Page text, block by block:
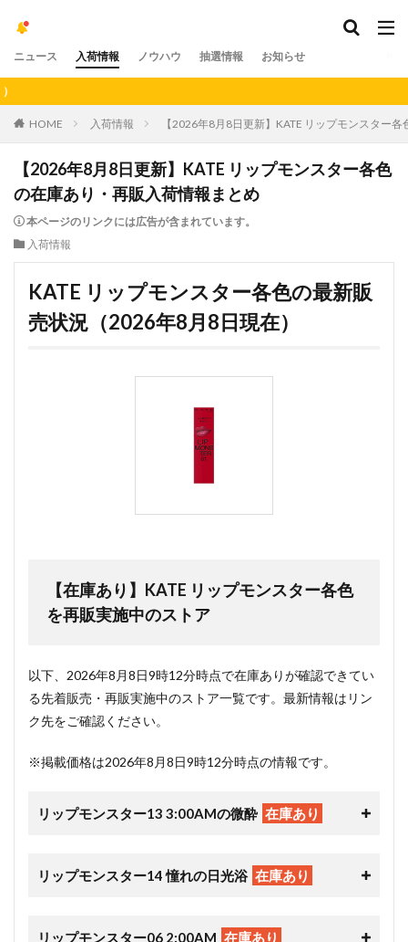
ニュース 入荷情報 ノウハウ 抽選情報 お知らせ
HOME 入荷情報 【2026年8月8日更新】KATE リップモンスター
【2026年8月8日更新】KATE リップモンスター各色
の在庫あり・再販入荷情報まとめ
本ページのリンクには広告が含まれています。
入荷情報
KATE リップモンスター各色の最新販
売状況（2026年8月8日現在）
【在庫あり】KATE リップモンスター各色
を再販実施中のストア
以下、2026年8月8日9時12分時点で在庫ありが確認できてい
る先着販売・再販実施中のストア一覧です。最新情報はリン
ク先をご確認ください。
※掲載価格は2026年8月8日9時12分時点の情報です。
リップモンスター13 3:00AMの微酔 在庫あり
リップモンスター14 憧れの日光浴 在庫あり
リップモンスター06 2:00AM 在庫あり